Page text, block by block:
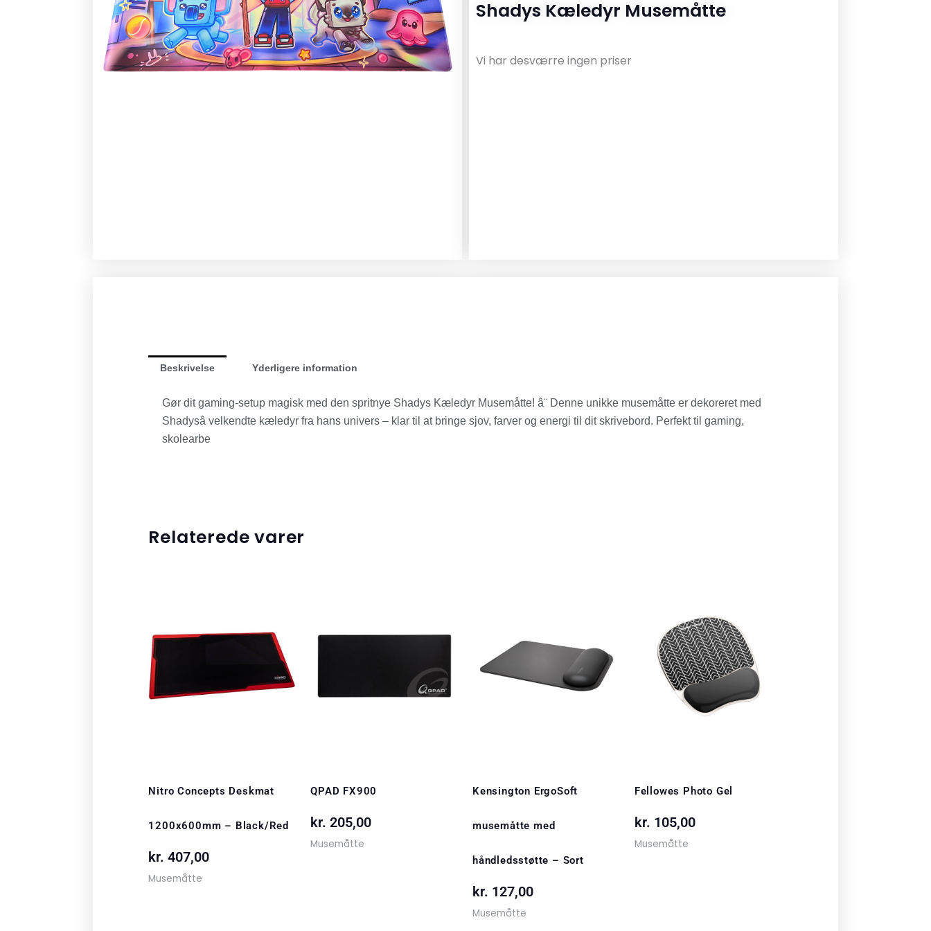
Shadys Kæledyr Musemåtte
Vi har desværre ingen priser
Beskrivelse Yderligere information
Gør dit gaming-setup magisk med den spritnye Shadys Kæledyr Musemåtte! â¨ Denne unikke musemåtte er dekoreret med
Shadysâ velkendte kæledyr fra hans univers – klar til at bringe sjov, farver og energi til dit skrivebord. Perfekt til gaming,
skolearbe
Relaterede varer
Nitro Concepts Deskmat
1200x600mm – Black/Red
kr. 407,00
Musemåtte
QPAD FX900
kr. 205,00
Musemåtte
Kensington ErgoSoft
musemåtte med
håndledsstøtte – Sort
kr. 127,00
Musemåtte
Fellowes Photo Gel
kr. 105,00
Musemåtte